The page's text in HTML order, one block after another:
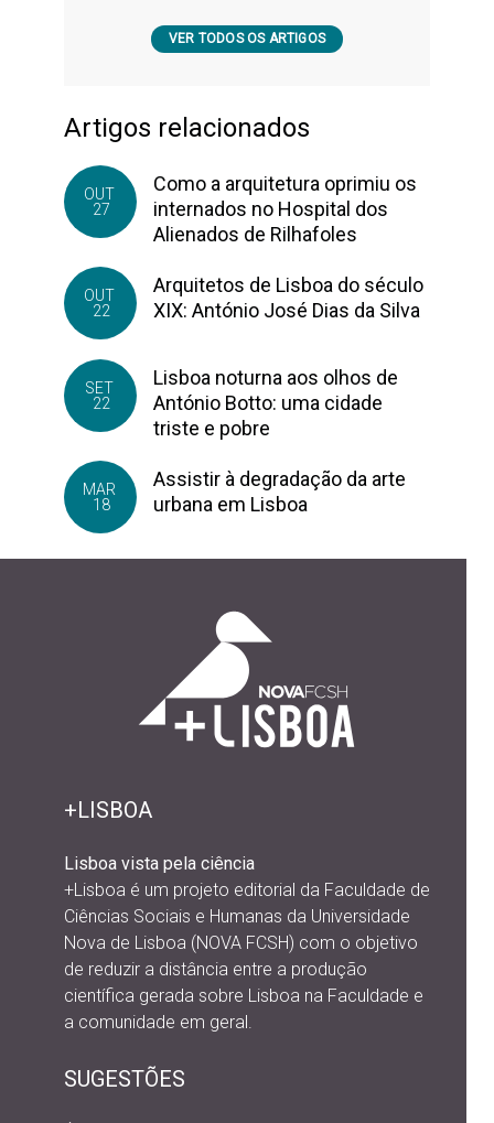
VER TODOS OS ARTIGOS
Artigos relacionados
OUT
27
Como a arquitetura oprimiu os
internados no Hospital dos
Alienados de Rilhafoles
OUT
22
Arquitetos de Lisboa do século
XIX: António José Dias da Silva
SET
22
Lisboa noturna aos olhos de
António Botto: uma cidade
triste e pobre
MAR
18
Assistir à degradação da arte
urbana em Lisboa
+LISBOA
Lisboa vista pela ciência
+Lisboa é um projeto editorial da Faculdade de
Ciências Sociais e Humanas da Universidade
Nova de Lisboa (NOVA FCSH) com o objetivo
de reduzir a distância entre a produção
científica gerada sobre Lisboa na Faculdade e
a comunidade em geral.
SUGESTÕES